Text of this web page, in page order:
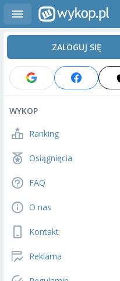
ZALOGUJ SIĘ
WYKOP
Ranking
Osiągnięcia
FAQ
O nas
Kontakt
Reklama